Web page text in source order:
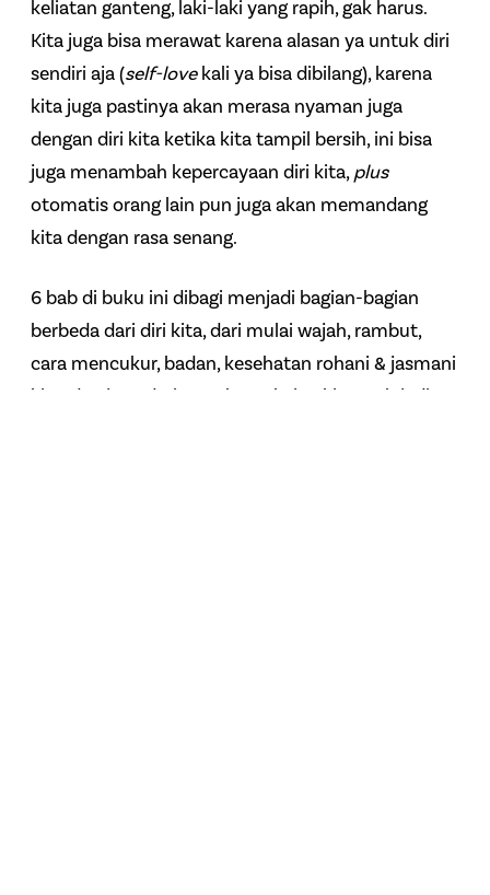
keliatan ganteng, laki-laki yang rapih, gak harus.
Kita juga bisa merawat karena alasan ya untuk diri
sendiri aja (self-lovekali ya bisa dibilang), karena
kita juga pastinya akan merasa nyaman juga
dengan diri kita ketika kita tampil bersih, ini bisa
juga menambah kepercayaan diri kita,plus
otomatis orang lain pun juga akan memandang
kita dengan rasa senang.
6 bab di buku ini dibagi menjadi bagian-bagian
berbeda dari diri kita, dari mulai wajah, rambut,
cara mencukur, badan, kesehatan rohani & jasmani
kita, dan juga dari gaya berpakaian kita. Nah jadi